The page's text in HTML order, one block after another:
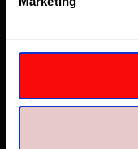
AHP275-
155